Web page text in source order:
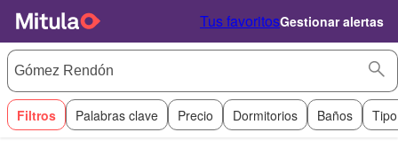
Tus favoritosGestionar alertas
Filtros Palabras clave Precio Dormitorios Baños